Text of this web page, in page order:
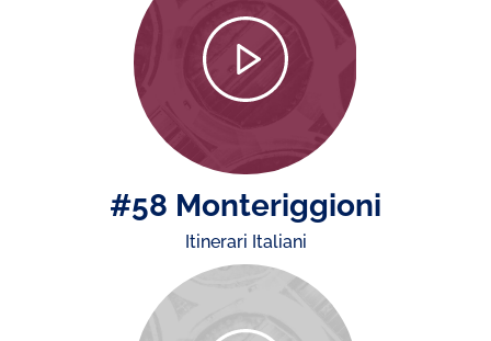
#58 Monteriggioni
Itinerari Italiani